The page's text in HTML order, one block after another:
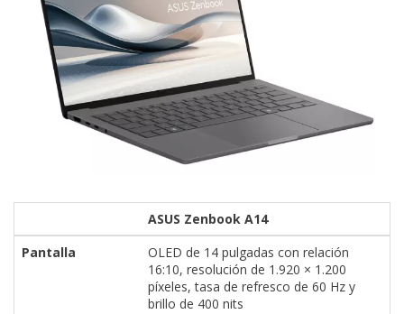
ASUS Zenbook A14
Pantalla
OLED de 14 pulgadas con relación
16:10, resolución de 1.920 × 1.200
píxeles, tasa de refresco de 60 Hz y
brillo de 400 nits